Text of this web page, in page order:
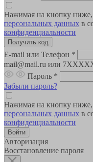
Нажимая на кнопку
персональных данных в
конфиденциальности
E-mail или Телефон *
mail@mail.ru или
Пароль *
Забыли пароль?
Нажимая на кнопку
персональных данных в
конфиденциальности
Авторизация
Восстановление пароля